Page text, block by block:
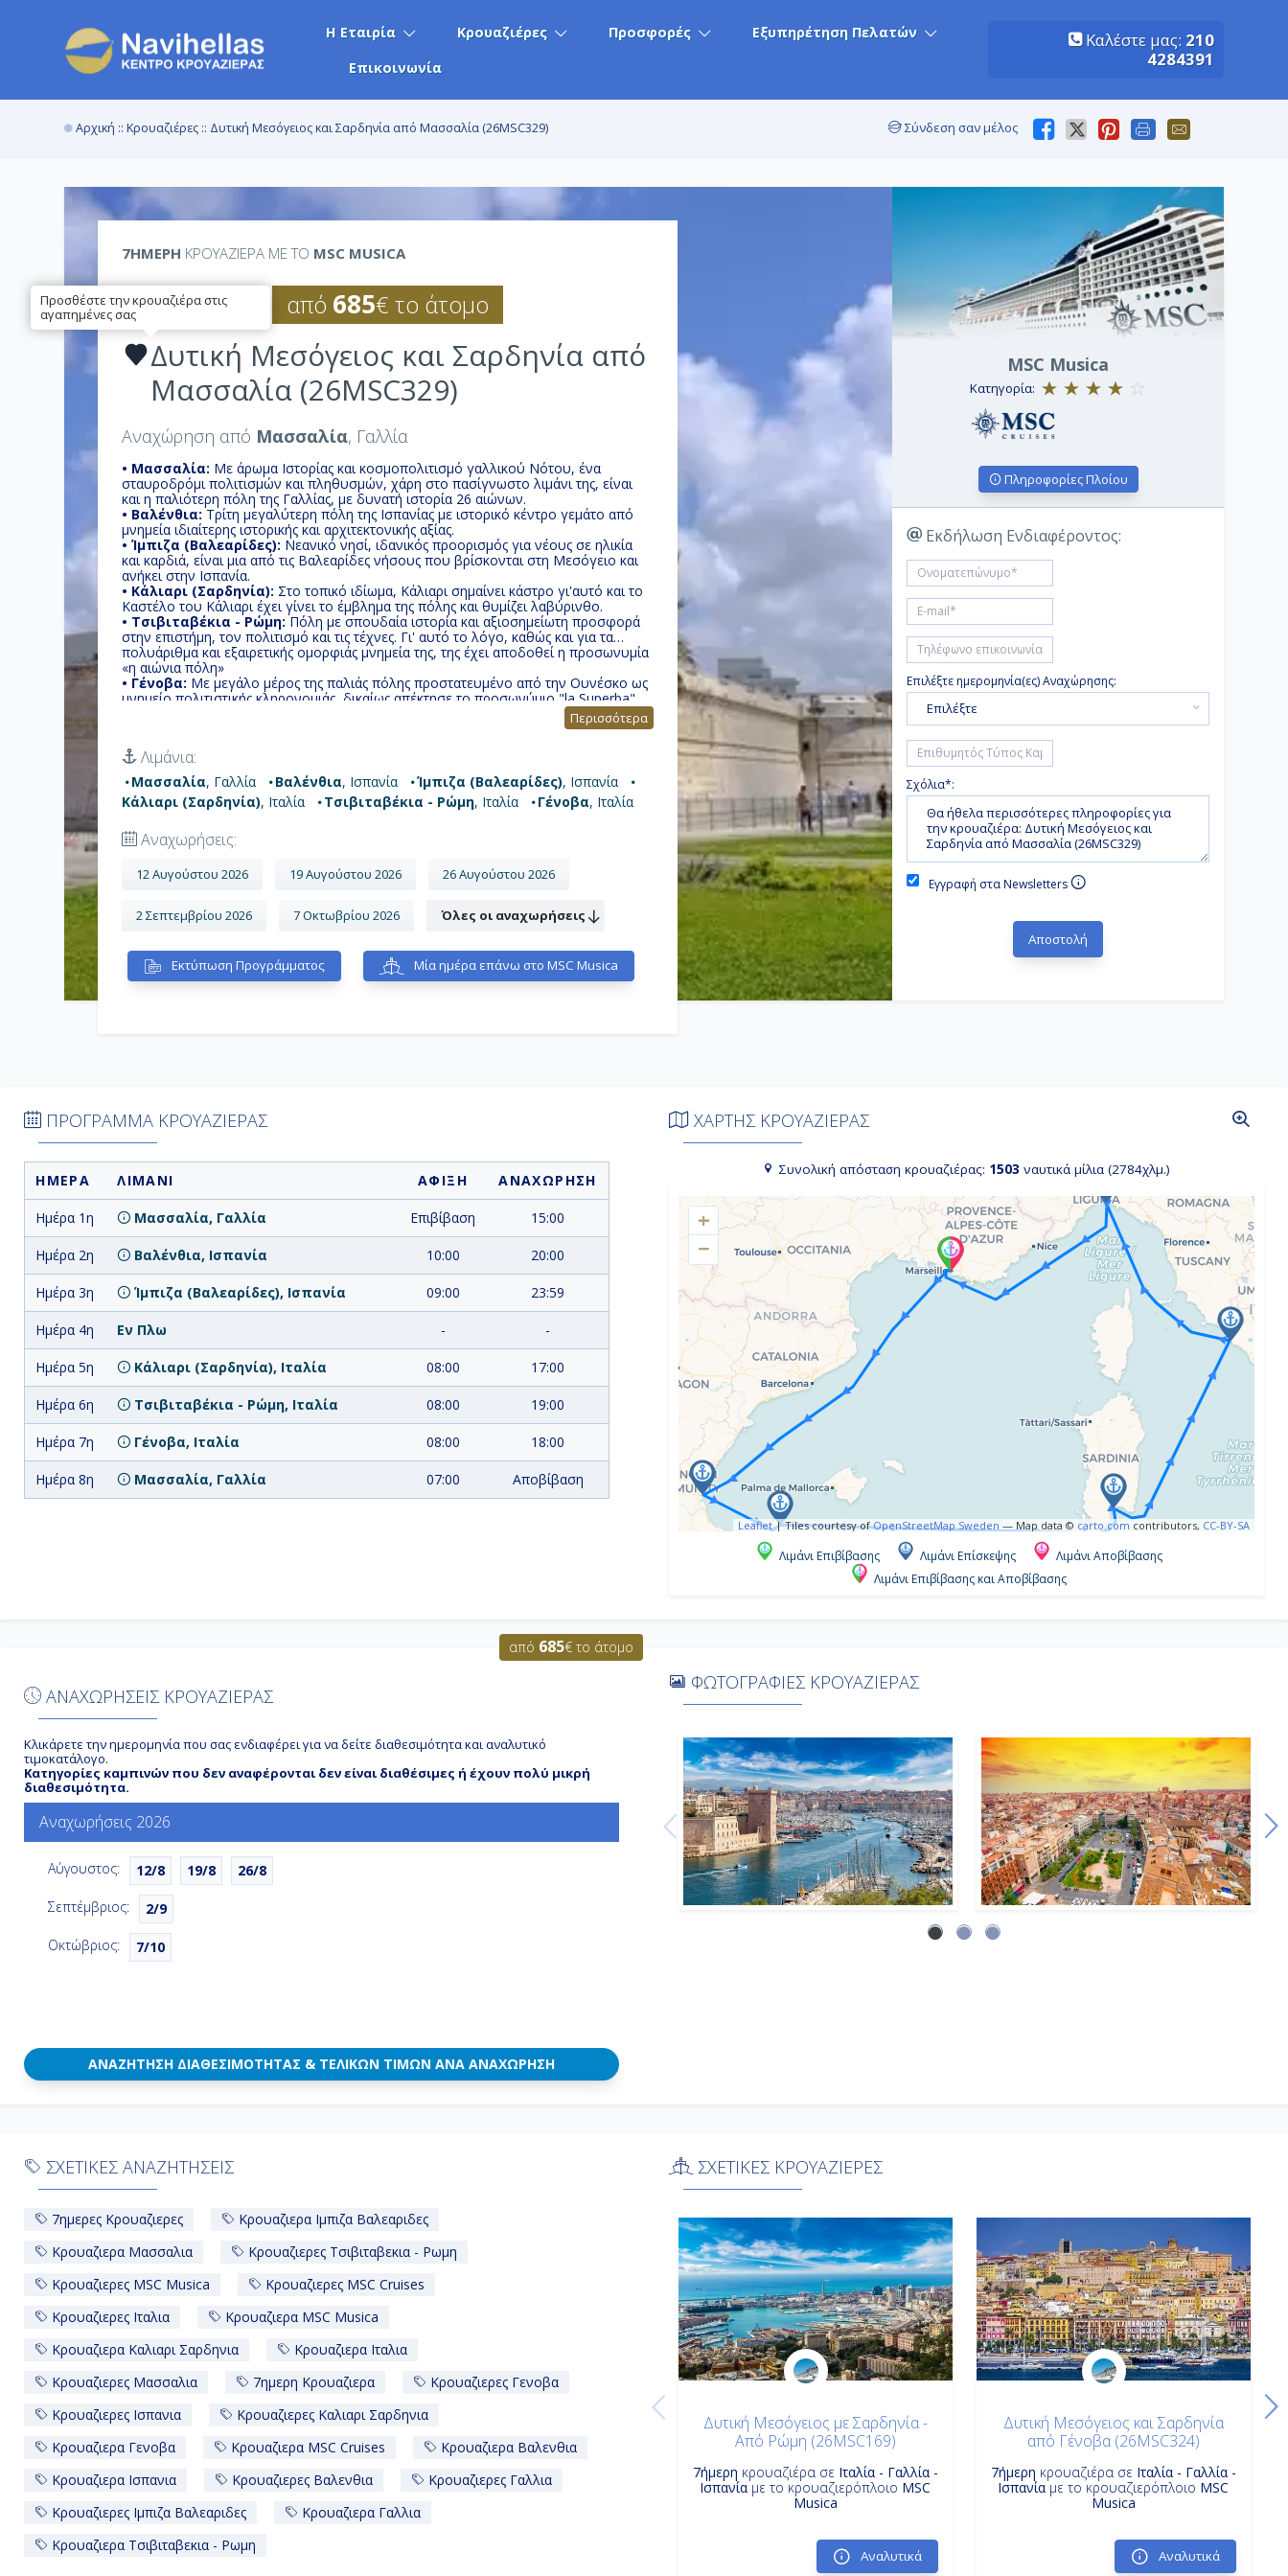
Η Εταιρία Κρουαζιέρες Προσφορές
Εξυπηρέτηση Πελατών
Επικοινωνία
Καλέστε μας: 210
4284391
Αρχική ::Κρουαζιέρες :: Δυτική Μεσόγειος και Σαρδηνία από Μασσαλία (26MSC329) Σύνδεση σαν μέλος
7ΉΜΕΡΗ ΚΡΟΥΑΖΙΕΡΑ ΜΕ ΤΟ MSC MUSICA
από 685€ το άτομο
Δυτική Μεσόγειος και Σαρδηνία από
Μασσαλία (26MSC329)
Αναχώρηση από Μασσαλία, Γαλλία
• Μασσαλία: Με άρωμα Ιστορίας και κοσμοπολιτισμό γαλλικού Νότου, ένα
σταυροδρόμι πολιτισμών και πληθυσμών, χάρη στο πασίγνωστο λιμάνι της, είναι
και η παλιότερη πόλη της Γαλλίας, με δυνατή ιστορία 26 αιώνων.
• Βαλένθια:Τρίτη μεγαλύτερη πόλη της Ισπανίας με ιστορικό κέντρο γεμάτο από
μνημεία ιδιαίτερης ιστορικής και αρχιτεκτονικής αξίας.
• Ίμπιζα (Βαλεαρίδες): Nεανικό νησί, ιδανικός προορισμός για νέους σε ηλικία
και καρδιά, είναι μια από τις Βαλεαρίδες νήσους που βρίσκονται στη Μεσόγειο και
ανήκει στην Ισπανία.
• Κάλιαρι (Σαρδηνία): Στο τοπικό ιδίωμα, Κάλιαρι σημαίνει κάστρο γι'αυτό και το
Καστέλο του Κάλιαρι έχει γίνει το έμβλημα της πόλης και θυμίζει λαβύρινθο.
• Τσιβιταβέκια - Ρώμη:Πόλη με σπουδαία ιστορία και αξιοσημείωτη προσφορά
στην επιστήμη, τον πολιτισμό και τις τέχνες. Γι' αυτό το λόγο, καθώς και για τα
πολυάριθμα και εξαιρετικής ομορφιάς μνημεία της, της έχει αποδοθεί η προσωνυμία
«η αιώνια πόλη»
• Γένοβα: Με μεγάλο μέρος της παλιάς πόλης προστατευμένο από την Ουνέσκο ως
μνημείο πολιτιστικής κληρονομιάς, δικαίως απέκτησε το προσωνύμιο "la Superba"
λόγω του ένδοξου παρελθόντος καθώς και των εντυπωσιακών αξιοθεάτων της
Περισσότερα
Λιμάνια:
Μασσαλία, Γαλλία Βαλένθια, Ισπανία Ίμπιζα (Βαλεαρίδες), Ισπανία
Κάλιαρι (Σαρδηνία), Ιταλία Τσιβιταβέκια - Ρώμη, Ιταλία Γένοβα, Ιταλία
Αναχωρήσεις:
12 Αυγούστου 2026 19 Αυγούστου 2026 26 Αυγούστου 2026
2 Σεπτεμβρίου 2026 7 Οκτωβρίου 2026 Όλες οι αναχωρήσεις
Εκτύπωση Προγράμματος Μία ημέρα επάνω στο MSC Musica
MSC Musica
Κατηγορία:
Πληροφορίες Πλοίου
Εκδήλωση Ενδιαφέροντος:
Επιλέξτε ημερομηνία(ες) Αναχώρησης:
Επιλέξτε
Σχόλια*:
Εγγραφή στα Newsletters
ΠΡΟΓΡΑΜΜΑ ΚΡΟΥΑΖΙΕΡΑΣ
ΗΜΕΡΑ ΛΙΜΑΝΙ ΑΦΙΞΗ ΑΝΑΧΩΡΗΣΗ
Ημέρα 1η Μασσαλία, Γαλλία Επιβίβαση 15:00
Ημέρα 2η Βαλένθια, Ισπανία 10:00 20:00
Ημέρα 3η Ίμπιζα (Βαλεαρίδες), Ισπανία 09:00 23:59
Ημέρα 4η Εν Πλω - -
Ημέρα 5η Κάλιαρι (Σαρδηνία), Ιταλία 08:00 17:00
Ημέρα 6η Τσιβιταβέκια - Ρώμη, Ιταλία 08:00 19:00
Ημέρα 7η Γένοβα, Ιταλία 08:00 18:00
Ημέρα 8η Μασσαλία, Γαλλία 07:00 Αποβίβαση
ΧΑΡΤΗΣ ΚΡΟΥΑΖΙΕΡΑΣ
Συνολική απόσταση κρουαζιέρας: 1503 ναυτικά μίλια (2784χλμ.)
+
−
Leaflet |Tiles courtesy ofOpenStreetMap Sweden — Map data © carto.com contributors, CC-BY-SA
Λιμάνι Επιβίβασης Λιμάνι Επίσκεψης
Λιμάνι Αποβίβασης
Λιμάνι Επιβίβασης και Αποβίβασης
ΑΝΑΧΩΡΗΣΕΙΣ ΚΡΟΥΑΖΙΕΡΑΣ
από 685€ το άτομο
Κλικάρετε την ημερομηνία που σας ενδιαφέρει για να δείτε διαθεσιμότητα και αναλυτικό
τιμοκατάλογο.
Κατηγορίες καμπινών που δεν αναφέρονται δεν είναι διαθέσιμες ή έχουν πολύ μικρή
διαθεσιμότητα.
Αναχωρήσεις 2026
Αύγουστος: 12/8 19/8
26/8
Σεπτέμβριος:
2/9
Οκτώβριος:
7/10
ΑΝΑΖΉΤΗΣΗ ΔΙΑΘΕΣΙΜΌΤΗΤΑΣ & ΤΕΛΙΚΏΝ ΤΙΜΏΝ ΑΝΆ ΑΝΑΧΏΡΗΣΗ
ΦΩΤΟΓΡΑΦΙΕΣ ΚΡΟΥΑΖΙΕΡΑΣ
ΣΧΕΤΙΚΕΣ ΑΝΑΖΗΤΗΣΕΙΣ
7ημερες Κρουαζιερες
Κρουαζιερα Ιμπιζα Βαλεαριδες
Κρουαζιερα Μασσαλια
Κρουαζιερες Τσιβιταβεκια - Ρωμη
Κρουαζιερες MSC Musica
Κρουαζιερες MSC Cruises
Κρουαζιερες Ιταλια
Κρουαζιερα MSC Musica
Κρουαζιερα Καλιαρι Σαρδηνια
Κρουαζιερα Ιταλια
Κρουαζιερες Μασσαλια
7ημερη Κρουαζιερα
Κρουαζιερες Γενοβα
Κρουαζιερες Ισπανια
Κρουαζιερες Καλιαρι Σαρδηνια
Κρουαζιερα Γενοβα
Κρουαζιερα MSC Cruises
Κρουαζιερα Βαλενθια
Κρουαζιερα Ισπανια
Κρουαζιερες Βαλενθια
Κρουαζιερες Γαλλια
Κρουαζιερες Ιμπιζα Βαλεαριδες
Κρουαζιερα Γαλλια
Κρουαζιερα Τσιβιταβεκια - Ρωμη
ΣΧΕΤΙΚΕΣ ΚΡΟΥΑΖΙΕΡΕΣ
Δυτική Μεσόγειος με Σαρδηνία -
Από Ρώμη (26MSC169)
7ήμερη κρουαζιέρα σε Ιταλία - Γαλλία -
Ισπανία με το κρουαζιερόπλοιο MSC
Musica
Αναλυτικά
Δυτική Μεσόγειος και Σαρδηνία
από Γένοβα (26MSC324)
7ήμερη κρουαζιέρα σε Ιταλία - Γαλλία -
Ισπανία με το κρουαζιερόπλοιο MSC
Musica
Αναλυτικά